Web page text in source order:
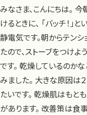
みなさま、こんにちは。
けるときに、 「バッチ！」
静電気です。朝からテン
たので、ストーブをつけよう
です。 乾燥しているのか
みました。 大きな原因は
たいです。 乾燥肌はもと
があります。 改善策は食